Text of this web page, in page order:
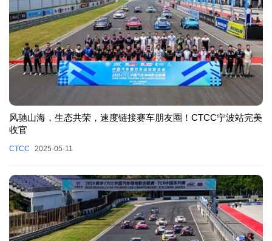
风驰山海，生态共荣，速度链接赛车朋友圈！CTCC宁波站完美
收官
CTCC 2025-05-11